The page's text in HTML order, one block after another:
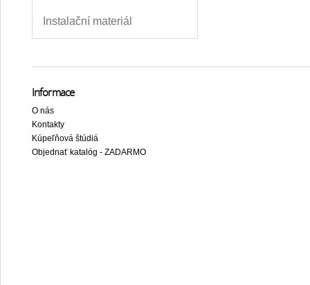
Instalační materiál
Informace
O nás
Kontakty
Kúpeľňová štúdiá
Objednať katalóg - ZADARMO